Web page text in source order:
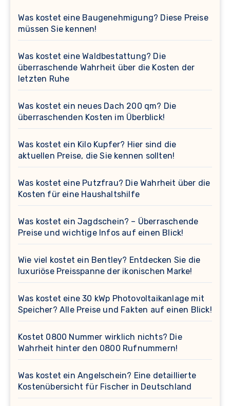
Was kostet eine Baugenehmigung? Diese Preise
müssen Sie kennen!
Was kostet eine Waldbestattung? Die
überraschende Wahrheit über die Kosten der
letzten Ruhe
Was kostet ein neues Dach 200 qm? Die
überraschenden Kosten im Überblick!
Was kostet ein Kilo Kupfer? Hier sind die
aktuellen Preise, die Sie kennen sollten!
Was kostet eine Putzfrau? Die Wahrheit über die
Kosten für eine Haushaltshilfe
Was kostet ein Jagdschein? – Überraschende
Preise und wichtige Infos auf einen Blick!
Wie viel kostet ein Bentley? Entdecken Sie die
luxuriöse Preisspanne der ikonischen Marke!
Was kostet eine 30 kWp Photovoltaikanlage mit
Speicher? Alle Preise und Fakten auf einen Blick!
Kostet 0800 Nummer wirklich nichts? Die
Wahrheit hinter den 0800 Rufnummern!
Was kostet ein Angelschein? Eine detaillierte
Kostenübersicht für Fischer in Deutschland